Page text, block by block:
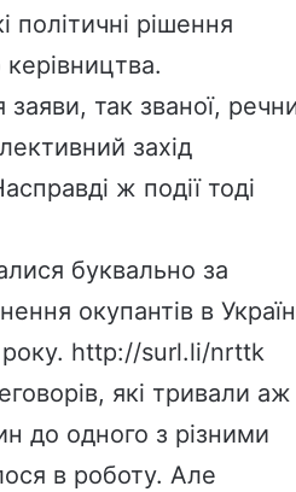
політичні рішення
так званої,
захід
ж події тоді
буквально за
окупантів в
http://surl.li/nrttk
які тривали аж
до одного з різними
в роботу. Але